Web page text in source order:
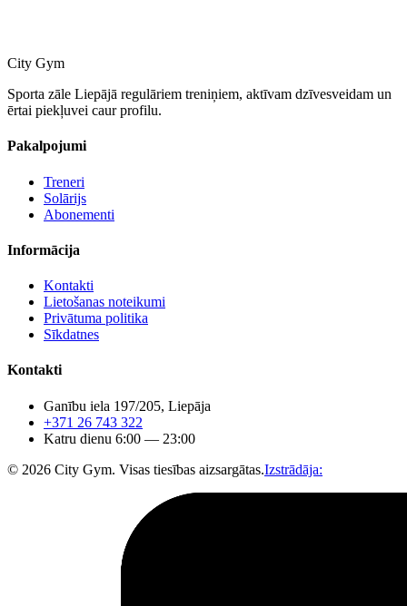
City Gym
Sporta zāle Liepājā regulāriem treniņiem, aktīvam dzīvesveidam un
ērtai piekļuvei caur profilu.
Pakalpojumi
Treneri
Solārijs
Abonementi
Informācija
Kontakti
Lietošanas noteikumi
Privātuma politika
Sīkdatnes
Kontakti
Ganību iela 197/205, Liepāja
+371 26 743 322
Katru dienu 6:00 — 23:00
© 2026 City Gym. Visas tiesības aizsargātas.Izstrādāja: